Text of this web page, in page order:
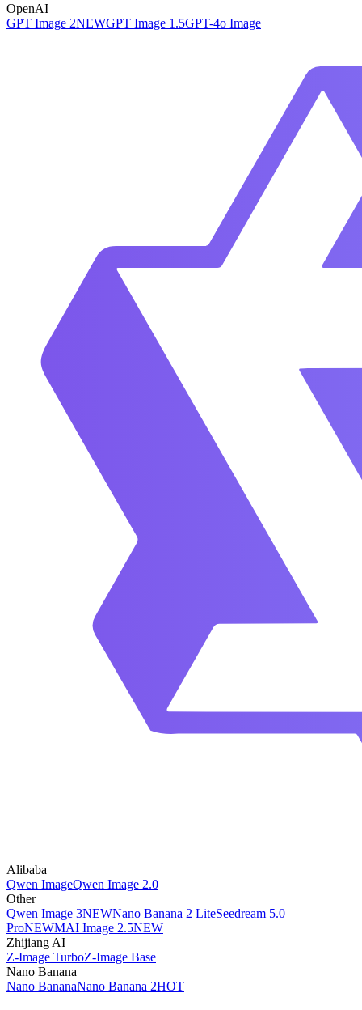
OpenAI
GPT Image 2NEWGPT Image 1.5GPT-4o Image
Alibaba
Qwen ImageQwen Image 2.0
Other
Qwen Image 3NEWNano Banana 2 LiteSeedream 5.0
ProNEWMAI Image 2.5NEW
Zhijiang AI
Z-Image TurboZ-Image Base
Nano Banana
Nano BananaNano Banana 2HOT